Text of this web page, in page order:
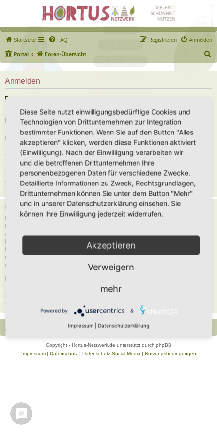
Startseite FAQ Anmelden
Registrieren
Portal Foren-Übersicht
u
h
Anmelden
Benutzername:
Passwort:
Ich habe mein Passwort vergessen
Angemeldet bleiben
Meinen Online-Status während dieser Sitzung verbergen
REGISTRIEREN
Du musst in diesem Forum registriert sein, um dich anmelden zu können. Die
weitere Funktionen zuzugreifen. Die Board-Administration kann registrierten
Benutzern auch zusätzliche Berechtigungen zuweisen. Beachte bitte unsere
Nutzungsbedingungen und die verwandten Regelungen, bevor du dich
registrierst. Bitte beachte auch die jeweiligen Forenregeln, wenn du dich in
diesem Board bewegst.
Foren-Übersicht Alle Zeiten sind UTC+02:00
Copyright - Hortus-Netzwerk.de unterstützt durch phpBB
Impressum| Datenschutz| Datenschutz Social Media Nutzungsbedingungen
Diese Seite nutzt einwilligungsbedürftige Cookies und
Technologien von Drittunternehmen zur Integration
bestimmter Funktionen. Wenn Sie auf den Button "Alles
akzeptieren" klicken, werden diese Funktionen aktiviert
(Einwilligung). Nach der Einwilligung verarbeiten wir
und die betroffenen Drittunternehmen Ihre
personenbezogenen Daten für verschiedene Zwecke.
Detaillierte Informationen zu Zweck, Rechtsgrundlagen,
Drittunternehmen können Sie unter dem Button "Mehr"
und in unserer Datenschutzerklärung einsehen. Sie
können Ihre Einwilligung jederzeit widerrufen.
Akzeptieren
Verweigern
mehr
Powered by &
Impressum Datenschutzerklärung